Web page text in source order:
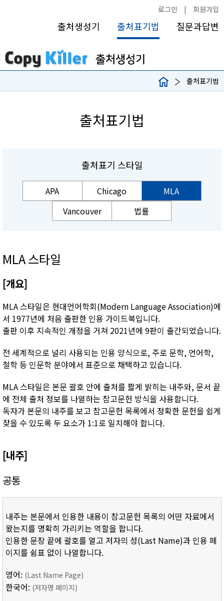
로그인 | 회원가입
출처생성기 출처표기법 질문과답변
출처표기법
출처표기법
출처표기 스타일
APA Chicago
MLA
Vancouver
법률
MLA 스타일
[개요]
MLA 스타일은 현대언어학회(Modern Language Association)에
서 1977년에 처음 출판한 인용 가이드북입니다.
출판 이후 지속적인 개정을 거쳐 2021년에 9판이 출간되었습니다.
전 세계적으로 널리 사용되는 인용 양식으로, 주로 문학, 언어학,
철학 등 인문학 분야에서 표준으로 채택하고 있습니다.
MLA 스타일은 본문 괄호 안에 출처를 짧게 밝히는 내주와, 문서 끝
에 전체 출처 정보를 나열하는 참고문헌 방식을 사용합니다.
독자가 본문의 내주를 보고 참고문헌 목록에서 정확한 문헌을 쉽게
찾을 수 있도록 두 요소가 1:1로 일치해야 합니다.
[내주]
공통
내주는 본문에서 인용한 내용이 참고문헌 목록의 어떤 자료에서
왔는지를 명확히 가리키는 역할을 합니다.
인용한 문장 끝에 괄호를 열고 저자의 성(Last Name)과 인용 페
이지를 쉼표 없이 나열합니다.
영어: (Last Name Page)
한국어: (저자명 페이지)